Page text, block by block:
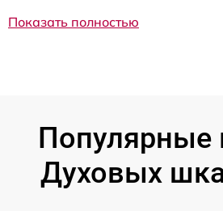
Показать полностью
Популярные
Духовых